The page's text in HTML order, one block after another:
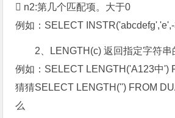
 n2:第几个匹配项。大于0
例如：SELECT
2、LENGTH(c) 返回指定字符
例如：SELECT LENGTH('A123中')
猜猜SELECT LENGTH('') FROM
么